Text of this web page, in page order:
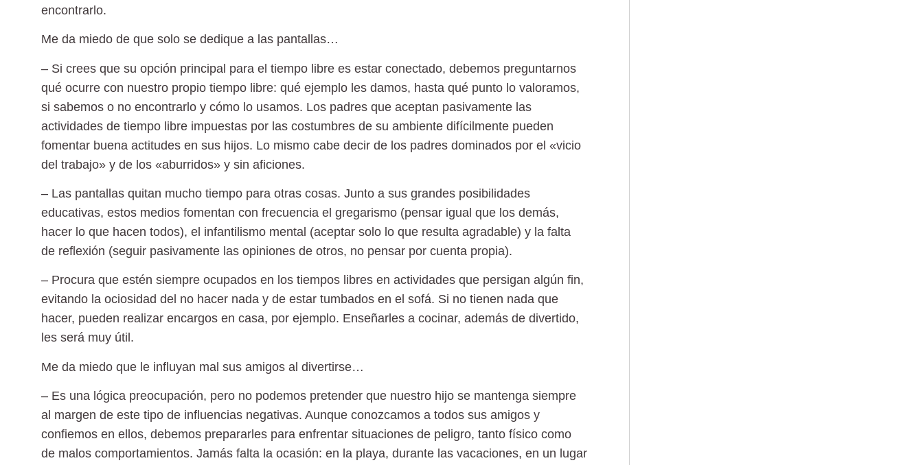
encontrarlo.
Me da miedo de que solo se dedique a las pantallas…
– Si crees que su opción principal para el tiempo libre es estar conectado, debemos preguntarnos
qué ocurre con nuestro propio tiempo libre: qué ejemplo les damos, hasta qué punto lo valoramos,
si sabemos o no encontrarlo y cómo lo usamos. Los padres que aceptan pasivamente las
actividades de tiempo libre impuestas por las costumbres de su ambiente difícilmente pueden
fomentar buena actitudes en sus hijos. Lo mismo cabe decir de los padres dominados por el «vicio
del trabajo» y de los «aburridos» y sin aficiones.
– Las pantallas quitan mucho tiempo para otras cosas. Junto a sus grandes posibilidades
educativas, estos medios fomentan con frecuencia el gregarismo (pensar igual que los demás,
hacer lo que hacen todos), el infantilismo mental (aceptar solo lo que resulta agradable) y la falta
de reflexión (seguir pasivamente las opiniones de otros, no pensar por cuenta propia).
– Procura que estén siempre ocupados en los tiempos libres en actividades que persigan algún fin,
evitando la ociosidad del no hacer nada y de estar tumbados en el sofá. Si no tienen nada que
hacer, pueden realizar encargos en casa, por ejemplo. Enseñarles a cocinar, además de divertido,
les será muy útil.
Me da miedo que le influyan mal sus amigos al divertirse…
– Es una lógica preocupación, pero no podemos pretender que nuestro hijo se mantenga siempre
al margen de este tipo de influencias negativas. Aunque conozcamos a todos sus amigos y
confiemos en ellos, debemos prepararles para enfrentar situaciones de peligro, tanto físico como
de malos comportamientos. Jamás falta la ocasión: en la playa, durante las vacaciones, en un lugar